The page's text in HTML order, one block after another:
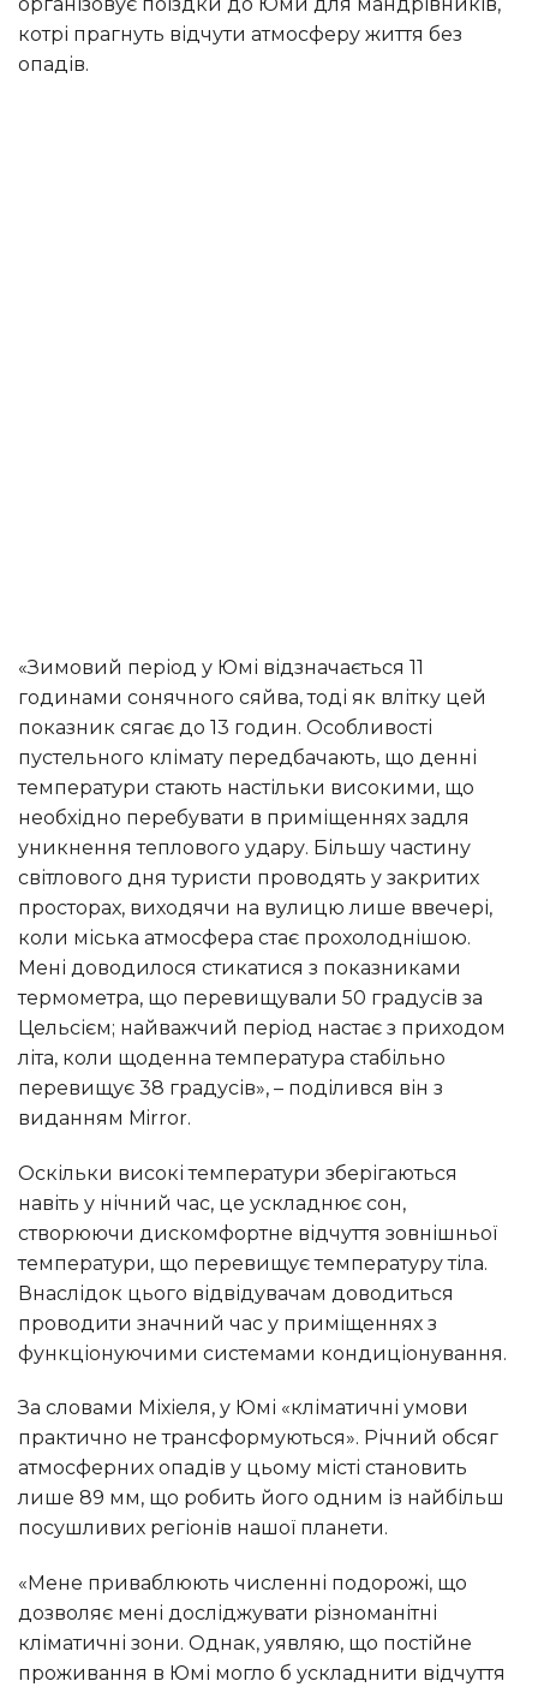
котрі прагнуть відчути атмосферу життя без
опадів.
«Зимовий період у Юмі відзначається 11
годинами сонячного сяйва, тоді як влітку цей
показник сягає до 13 годин. Особливості
пустельного клімату передбачають, що денні
температури стають настільки високими, що
необхідно перебувати в приміщеннях задля
уникнення теплового удару. Більшу частину
світлового дня туристи проводять у закритих
просторах, виходячи на вулицю лише ввечері,
коли міська атмосфера стає прохолоднішою.
Мені доводилося стикатися з показниками
термометра, що перевищували 50 градусів за
Цельсієм; найважчий період настає з приходом
літа, коли щоденна температура стабільно
перевищує 38 градусів», – поділився він з
виданням Mirror.
Оскільки високі температури зберігаються
навіть у нічний час, це ускладнює сон,
створюючи дискомфортне відчуття зовнішньої
температури, що перевищує температуру тіла.
Внаслідок цього відвідувачам доводиться
проводити значний час у приміщеннях з
функціонуючими системами кондиціонування.
За словами Міхіеля, у Юмі «кліматичні умови
практично не трансформуються». Річний обсяг
атмосферних опадів у цьому місті становить
лише 89 мм, що робить його одним із найбільш
посушливих регіонів нашої планети.
«Мене приваблюють численні подорожі, що
дозволяє мені досліджувати різноманітні
кліматичні зони. Однак, уявляю, що постійне
проживання в Юмі могло б ускладнити відчуття